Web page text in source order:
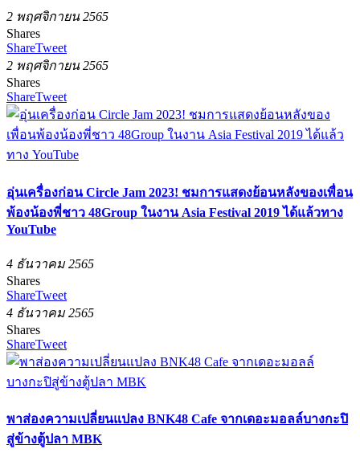
2 พฤศจิกายน 2565
Shares
ShareTweet
2 พฤศจิกายน 2565
Shares
ShareTweet
อุ่นเครื่องก่อน Circle Jam 2023! ชมการแสดงย้อนหลังของเพื่อน
พ้องน้องพี่ชาว 48Group ในงาน Asia Festival 2019 ได้แล้วทาง
YouTube
4 ธันวาคม 2565
Shares
ShareTweet
4 ธันวาคม 2565
Shares
ShareTweet
พาส่องความเปลี่ยนแปลง BNK48 Cafe จากเดอะมอลล์บางกะปิ
สู่ข้างตู้ปลา MBK